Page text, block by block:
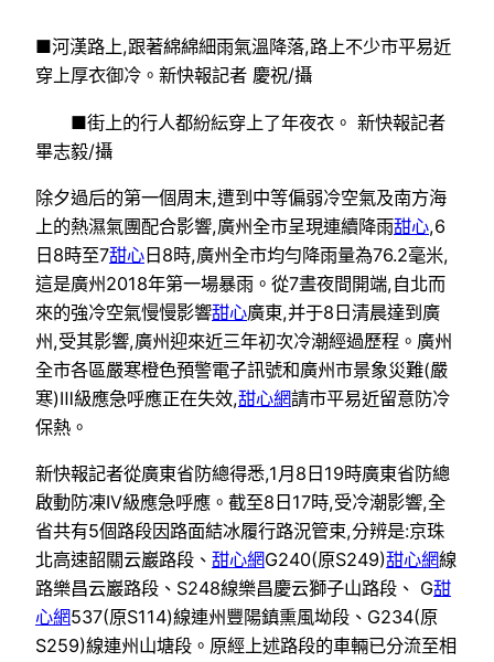
■河漢路上,跟著綿綿細雨氣溫降落,路上不少市平易近
穿上厚衣御冷。新快報記者 慶祝/攝
■街上的行人都紛紜穿上了年夜衣。 新快報記者
畢志毅/攝
除夕過后的第一個周末,遭到中等偏弱冷空氣及南方海
上的熱濕氣團配合影響,廣州全市呈現連續降雨甜心,6
日8時至7甜心日8時,廣州全市均勻降雨量為76.2毫米,
這是廣州2018年第一場暴雨。從7晝夜間開端,自北而
來的強冷空氣慢慢影響甜心廣東,并于8日清晨達到廣
州,受其影響,廣州迎來近三年初次冷潮經過歷程。廣州
全市各區嚴寒橙色預警電子訊號和廣州市景象災難(嚴
寒)Ⅲ級應急呼應正在失效,甜心網請市平易近留意防冷
保熱。
新快報記者從廣東省防總得悉,1月8日19時廣東省防總
啟動防凍IV級應急呼應。截至8日17時,受冷潮影響,全
省共有5個路段因路面結冰履行路況管束,分辨是:京珠
北高速韶關云巖路段、 甜心網G240(原S249)甜心網線
路樂昌云巖路段、S248線樂昌慶云獅子山路段、 G甜
心網537(原S114)線連州豐陽鎮熏風坳段、G234(原
S259)線連州山塘段。原經上述路段的車輛已分流至相